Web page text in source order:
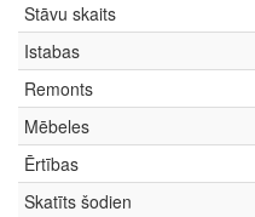
Stāvu skaits
Istabas
Remonts
Mēbeles
Ērtības
Skatīts šodien